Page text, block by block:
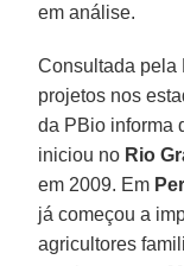
em análise.
Consultada pela
projetos nos
da PBio informa
iniciou no Rio
em 2009. Em
já começou a
agricultores